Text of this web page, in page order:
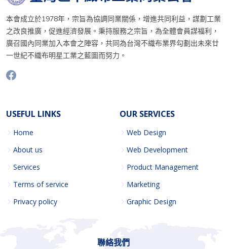
本會成立於1978年，宗旨為協調同業關係，增進共同利益，謀劃工業
之改良推廣，促進經濟發展。秉持服務之宗旨，為全體會員謀福利，
廣召國內同業加入本會之陣容，共同為台灣不織布業界勾劃出未來廿
一世紀不織布明星工業之藍圖而努力。
USEFUL LINKS
Home
About us
Services
Terms of service
Privacy policy
OUR SERVICES
Web Design
Web Development
Product Management
Marketing
Graphic Design
聯絡我們